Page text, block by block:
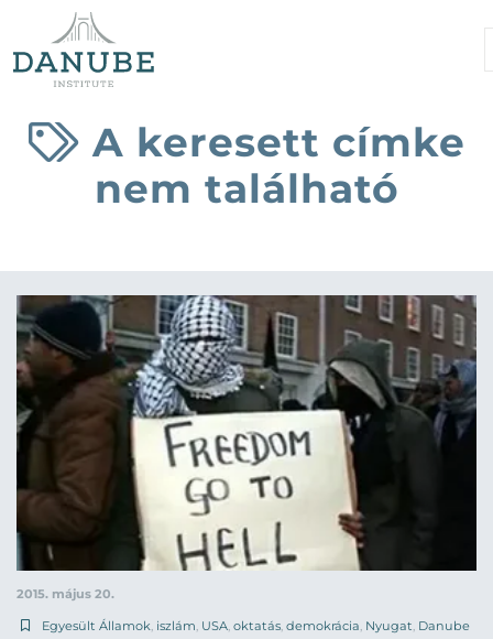
A keresett címke
nem található
2015. május 20.
Egyesült Államok iszlám USA oktatás demokrácia Nyugat Danube